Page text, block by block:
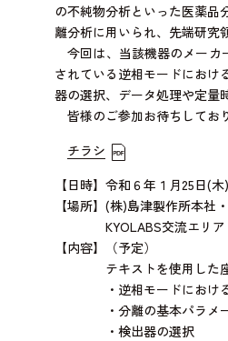
の不純物分析といった医薬品
離分析に用いられ、先端研究
今回は、当該機器のメーカ
されている逆相モードにおけ
器の選択、データ処理や定量
皆様のご参加お待ちしてお
チラシ
【日時】令和６年１月25日(
【場所】(株)島津製作所本社
KYOLABS交流エリア
【内容】（予定）
テキストを使用した
・逆相モードにおける
・分離の基本パラメ
・検出器の選択